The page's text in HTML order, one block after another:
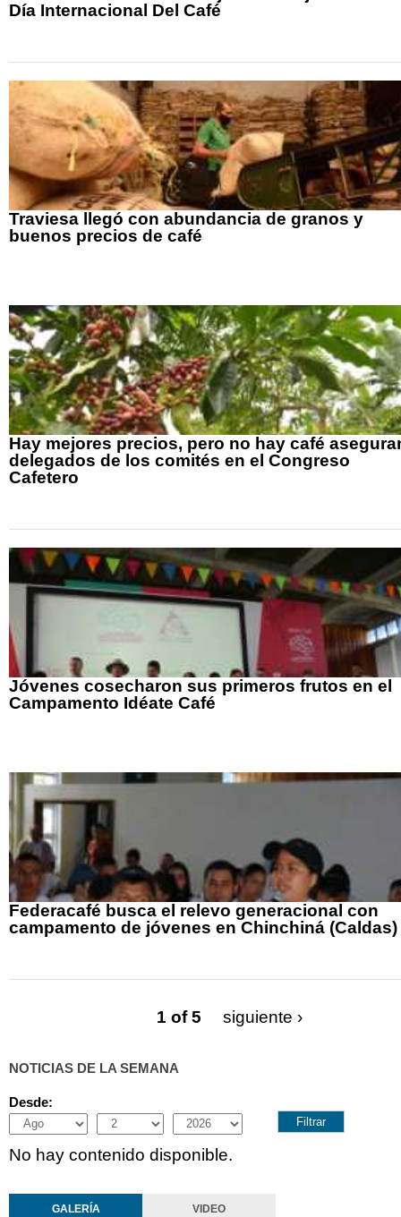
Día Internacional Del Café
Traviesa llegó con abundancia de granos y
buenos precios de café
Hay mejores precios, pero no hay café
delegados de los comités en el Congreso
Cafetero
Jóvenes cosecharon sus primeros frutos en el
Campamento Idéate Café
Federacafé busca el relevo generacional con
campamento de jóvenes en Chinchiná (Caldas)
1 of 5 siguiente ›
NOTICIAS DE LA SEMANA
Desde:
Month
Day Year
No hay contenido disponible.
GALERÍA VIDEO